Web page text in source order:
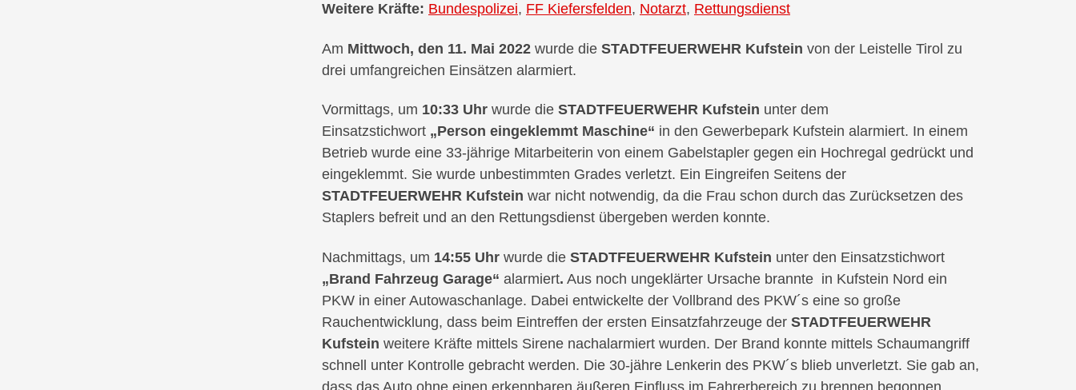
Weitere Kräfte: Bundespolizei, FF Kiefersfelden, Notarzt, Rettungsdienst
Am Mittwoch, den 11. Mai 2022 wurde die STADTFEUERWEHR Kufstein von der Leistelle Tirol zu
drei umfangreichen Einsätzen alarmiert.
Vormittags, um 10:33 Uhr wurde die STADTFEUERWEHR Kufstein unter dem
Einsatzstichwort „Person eingeklemmt Maschine“ in den Gewerbepark Kufstein alarmiert. In einem
Betrieb wurde eine 33-jährige Mitarbeiterin von einem Gabelstapler gegen ein Hochregal gedrückt und
eingeklemmt. Sie wurde unbestimmten Grades verletzt. Ein Eingreifen Seitens der
STADTFEUERWEHR Kufstein war nicht notwendig, da die Frau schon durch das Zurücksetzen des
Staplers befreit und an den Rettungsdienst übergeben werden konnte.
Nachmittags, um 14:55 Uhr wurde die STADTFEUERWEHR Kufstein unter den Einsatzstichwort
„Brand Fahrzeug Garage“ alarmiert. Aus noch ungeklärter Ursache brannte in Kufstein Nord ein
PKW in einer Autowaschanlage. Dabei entwickelte der Vollbrand des PKW´s eine so große
Rauchentwicklung, dass beim Eintreffen der ersten Einsatzfahrzeuge der STADTFEUERWEHR
Kufstein weitere Kräfte mittels Sirene nachalarmiert wurden. Der Brand konnte mittels Schaumangriff
schnell unter Kontrolle gebracht werden. Die 30-jähre Lenkerin des PKW´s blieb unverletzt. Sie gab an,
dass das Auto ohne einen erkennbaren äußeren Einfluss im Fahrerbereich zu brennen begonnen